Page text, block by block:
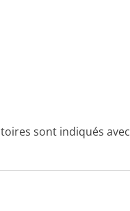
sont indiqués avec